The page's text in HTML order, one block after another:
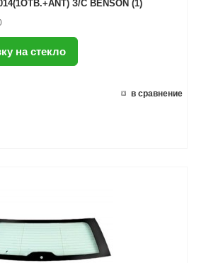
З/С BENSON (1)
на стекло
в сравнение